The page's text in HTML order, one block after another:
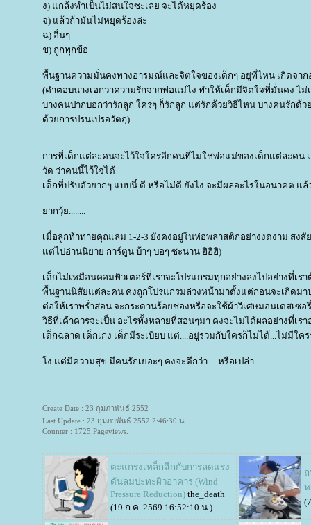
ง) แกล้งทำเป็นไม่สนใจซะเลย จะได้หยุดร้อง
จ) แล้วถ้ามันไม่หยุดร้องล่ะ
ฉ) อื่นๆ
ช) ถูกทุกข้อ
พื้นฐานความมั่นคงทางอารมณ์และจิตใจของเด็กๆ อยู่ที่ไหน เกิดจาก
(คำตอบนางเอกว่าความรักจากพ่อแม่ไง ทำให้เด็กมีจิตใจที่มั่นคง ไม่
บางคนปากบอกว่ารักลูก ใครๆ ก็รักลูก แต่รักด้วยวิธีไหน บางคนรักด้ว
ด้วยการปรนเปรอวัตถุ)
การที่เด็กแต่ละคนจะไว้ใจใครอีกคนที่ไม่ใช่พ่อแม่ของเด็กแต่ละคน
วัด ว่าคนนี้ไว้ใจได้
เด็กที่ปรับตัวยากๆ แบบนี้ ดี หรือไม่ดี ยังไง จะมีผลอะไรในอนาคต แ
ากวุ้ย........
เมื่อลูกท้าทายคุณเล่ม 1-2-3 ยังคงอยู่ในห่อพลาสติกอย่างงดงาม สง
ต่ไปอ่านนิยาย การ์ตูน บ้าๆ บอๆ ซะนาน ฮิฮิฮิ)
เด็กไม่เหมือนคอมพิวเตอร์ที่เราจะโปรแกรมทุกอย่างลงไปอย่างที่เรา
พื้นฐานนิสัยแต่ละคน คงถูกโปรแกรมล่วงหน้ามาตั้งแต่ก่อนจะเกิดมา
ต่อให้เราพร่ำสอน จะกระดานร้อยช่องหรือจะใช้ผ้าวิเศษมอนเตสเซอ
วิธีที่เค้าควรจะเป็น อะไรทั้งหลายที่สอนๆมา คงจะไม่ได้ผลอย่างที่เรา
เด็กฉลาด เด็กเก่ง เด็กมีระเบียบ แต่....อยู่ร่วมกับใครก็ไม่ได้...ไม่มีใคร
ง่ แต่มีความสุข มีคนรักเยอะๆ คงจะดีกว่า.....หรือเปล่า...
Create Date : 23 กุมภาพันธ์ 2552
Last Update : 23 กุมภาพันธ์ 2552 2:46:30 น.
Counter : 1725 Pageviews.
ตะแกรงเหล็กฉีกกับการลดแรง
ดันลมปะทะผิวอาคาร (Wind
Pressure Reduction) the_death
(19 ก.ค. 2569 16:52:10 น.)